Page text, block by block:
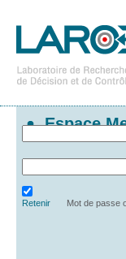
Espace
Retenir Mot de passe